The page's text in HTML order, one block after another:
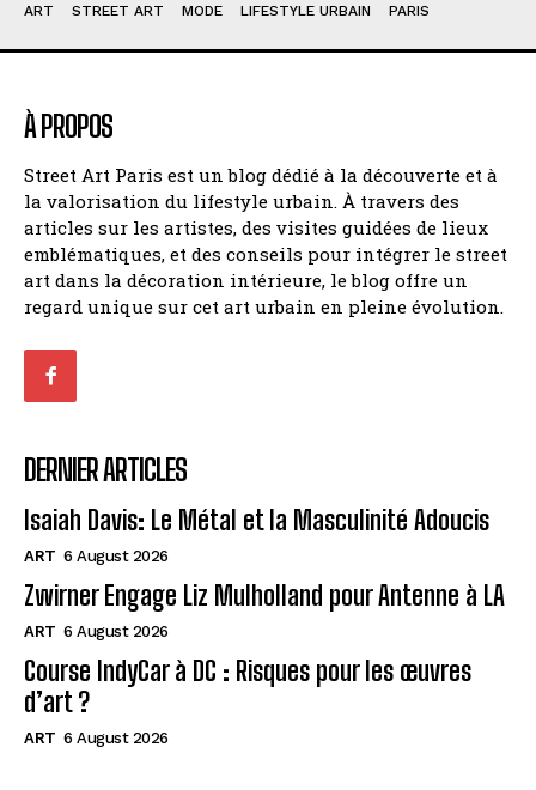
ART STREET ART MODE LIFESTYLE URBAIN PARIS
À PROPOS
Street Art Paris est un blog dédié à la découverte et à
la valorisation du lifestyle urbain. À travers des
articles sur les artistes, des visites guidées de lieux
emblématiques, et des conseils pour intégrer le street
art dans la décoration intérieure, le blog offre un
regard unique sur cet art urbain en pleine évolution.
DERNIER ARTICLES
Isaiah Davis: Le Métal et la Masculinité Adoucis
ART 6 August 2026
Zwirner Engage Liz Mulholland pour Antenne à LA
ART 6 August 2026
Course IndyCar à DC : Risques pour les œuvres
d’art ?
ART 6 August 2026